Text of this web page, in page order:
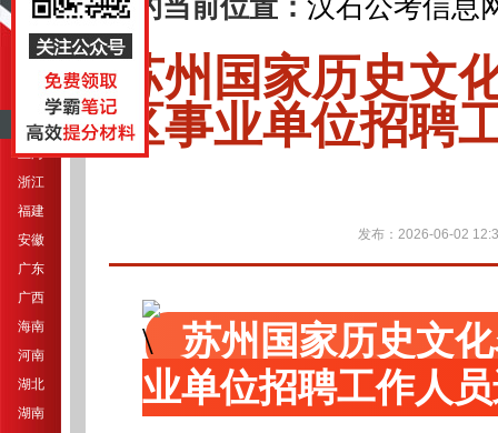
江苏
上海
浙江
福建
安徽
广东
广西
海南
河南
湖北
湖南
您的当前位置： 汉石公考信息
苏州国家历史文
区事业单位招聘
发布：2026-06-02
苏州国家历史文
业单位招聘工作人